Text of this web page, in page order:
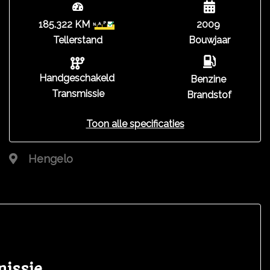
185.322 KM
Tellerstand
Handgeschakeld
Transmissie
2009
Bouwjaar
Benzine
Brandstof
Toon alle specificaties
Hengelo